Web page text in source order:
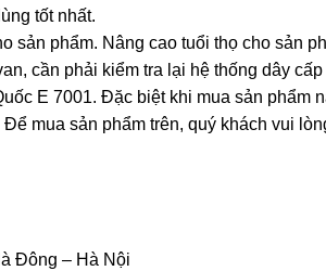
tốt nhất.
sản phẩm. Nâng cao tuổi thọ cho sản
cần phải kiểm tra lại hệ thống dây
E 7001. Đặc biệt khi mua sản phẩm
mua sản phẩm trên, quý khách vui
Đông – Hà Nội